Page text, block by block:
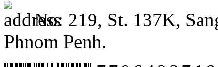
No: 219, St. 137K,
Phnom Penh.